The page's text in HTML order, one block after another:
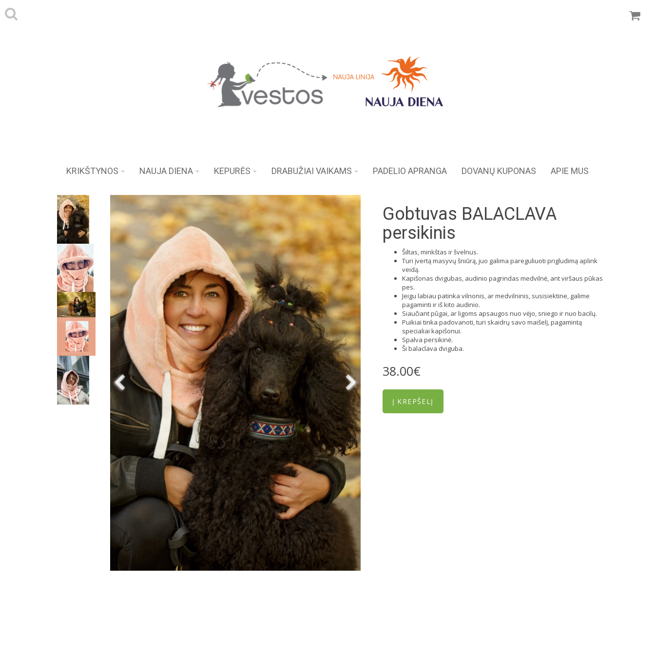
KRIKŠTYNOS NAUJA DIENA KEPURĖS DRABUŽIAI VAIKAMS PADELIO APRANGA DOVANŲ KUPONAS APIE MUS
Gobtuvas BALACLAVA
persikinis
Šiltas, minkštas ir švelnus.
Turi įvertą masyvų šniūrą, juo galima pareguliuoti prigludimą aplink
veidą.
Kapišonas dvigubas, audinio pagrindas medvilnė, ant viršaus pūkas
pes.
Jeigu labiau patinka vilnonis, ar medvilninis, susisiektine, galime
pagaminti ir iš kito audinio.
Siaučiant pūgai, ar ligoms apsaugos nuo vėjo, sniego ir nuo bacilų.
Puikiai tinka padovanoti, turi skaidrų savo maišelį, pagamintą
specialiai kapišonui.
Spalva persikinė.
Ši balaclava dviguba.
38.00€